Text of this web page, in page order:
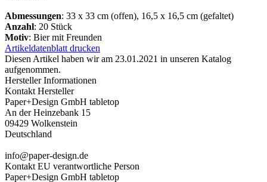
Abmessungen: 33 x 33 cm (offen), 16,5 x 16,5 cm (gefaltet)
Anzahl: 20 Stück
Motiv: Bier mit Freunden
Artikeldatenblatt drucken
Diesen Artikel haben wir am 23.01.2021 in unseren Katalog
aufgenommen.
Hersteller Informationen
Kontakt Hersteller
Paper+Design GmbH tabletop
An der Heinzebank 15
09429 Wolkenstein
Deutschland
info@paper-design.de
Kontakt EU verantwortliche Person
Paper+Design GmbH tabletop